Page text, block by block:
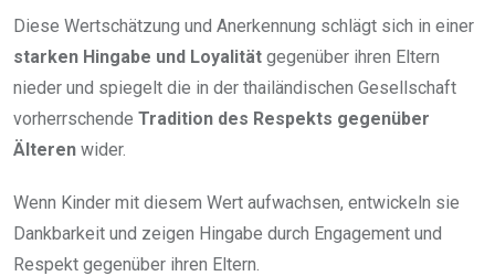
Diese Wertschätzung und Anerkennung schlägt sich in einer
starken Hingabe und Loyalität gegenüber ihren Eltern
nieder und spiegelt die in der thailändischen Gesellschaft
vorherrschende Tradition des Respekts gegenüber
Älteren wider.
Wenn Kinder mit diesem Wert aufwachsen, entwickeln sie
Dankbarkeit und zeigen Hingabe durch Engagement und
Respekt gegenüber ihren Eltern.